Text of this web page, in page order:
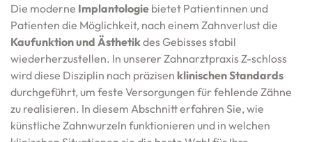
Die moderne Implantologie bietet Patientinnen und
Patienten die Möglichkeit, nach einem Zahnverlust die
Kaufunktion und Ästhetikdes Gebisses stabil
wiederherzustellen. In unserer Zahnarztpraxis Z-schloss
wird diese Disziplin nach präzisen klinischen Standards
durchgeführt, um feste Versorgungen für fehlende Zähne
zu realisieren. In diesem Abschnitt erfahren Sie, wie
künstliche Zahnwurzeln funktionieren und in welchen